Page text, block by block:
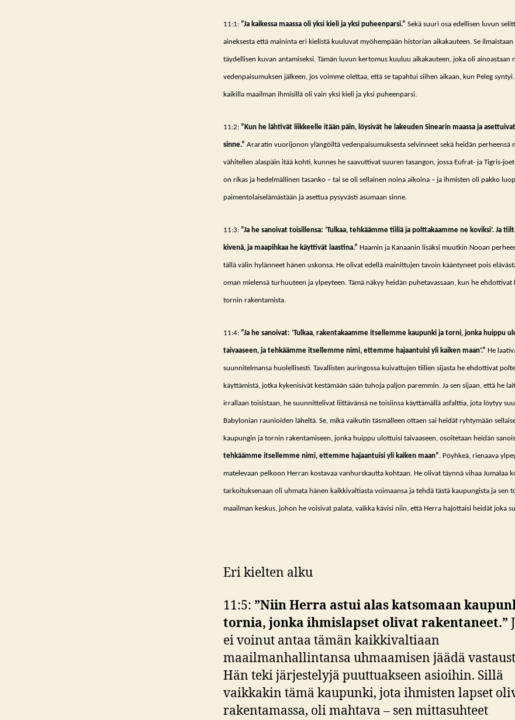
11:1: ”Ja kaikessa maassa oli yksi kieli ja yksi puheenparsi.” Sekä suuri osa edellisen luvun
aineksesta että maininta eri kielistä kuuluvat myöhempään historian aikakauteen. Se ilmaistaan
täydellisen kuvan antamiseksi. Tämän luvun kertomus kuuluu aikakauteen, joka oli ainoastaan
vedenpaisumuksen jälkeen, jos voimme olettaa, että se tapahtui siihen aikaan, kun Peleg
kaikilla maailman ihmisillä oli vain yksi kieli ja yksi puheenparsi.
11:2: ”Kun he lähtivät liikkeelle itään päin, löysivät he lakeuden Sinearin maassa ja asettuivat
sinne.” Araratin vuorijonon ylängöiltä vedenpaisumuksesta selvinneet sekä heidän perheensä
vähitellen alaspäin itää kohti, kunnes he saavuttivat suuren tasangon, jossa Eufrat- ja Tigris-
on rikas ja hedelmällinen tasanko – tai se oli sellainen noina aikoina – ja ihmisten oli pakko
paimentolaiselämästään ja asettua pysyvästi asumaan sinne.
11:3: ”Ja he sanoivat toisillensa: ’Tulkaa, tehkäämme tiiliä ja polttakaamme ne koviksi’. Ja
kivenä, ja maapihkaa he käyttivät laastina.” Haamin ja Kanaanin lisäksi muutkin Nooan
tällä välin hylänneet hänen uskonsa. He olivat edellä mainittujen tavoin kääntyneet pois
oman mielensä turhuuteen ja ylpeyteen. Tämä näkyy heidän puhetavassaan, kun he ehdottivat
tornin rakentamista.
11:4: ”Ja he sanoivat: ’Tulkaa, rakentakaamme itsellemme kaupunki ja torni, jonka huippu
taivaaseen, ja tehkäämme itsellemme nimi, ettemme hajaantuisi yli kaiken maan’.” He
suunnitelmansa huolellisesti. Tavallisten auringossa kuivattujen tiilien sijasta he ehdottivat
käyttämistä, jotka kykenisivät kestämään sään tuhoja paljon paremmin. Ja sen sijaan, että he
irrallaan toisistaan, he suunnittelivat liittävänsä ne toisiinsa käyttämällä asfalttia, jota löytyy
Babylonian raunioiden läheltä. Se, mikä vaikutin täsmälleen ottaen sai heidät ryhtymään
kaupungin ja tornin rakentamiseen, jonka huippu ulottuisi taivaaseen, osoitetaan heidän
tehkäämme itsellemme nimi, ettemme hajaantuisi yli kaiken maan”. Pöyhkeä, rienaava
matelevaan pelkoon Herran kostavaa vanhurskautta kohtaan. He olivat täynnä vihaa Jumalaa
tarkoituksenaan oli uhmata hänen kaikkivaltiasta voimaansa ja tehdä tästä kaupungista ja sen
maailman keskus, johon he voisivat palata, vaikka kävisi niin, että Herra hajottaisi heidät joka
Eri kielten alku
11:5: ”Niin Herra astui alas katsomaan
tornia, jonka ihmislapset olivat rakentaneet.”
ei voinut antaa tämän kaikkivaltiaan
maailmanhallintansa uhmaamisen jäädä
Hän teki järjestelyjä puuttuakseen asioihin. Sillä
vaikkakin tämä kaupunki, jota ihmisten lapset
rakentamassa, oli mahtava – sen mittasuhteet